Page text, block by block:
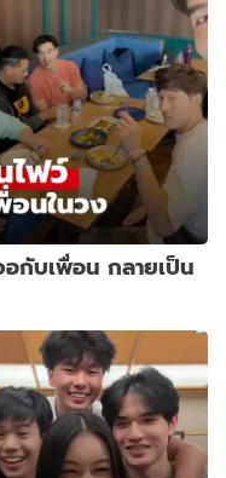
กับเพื่อน กลายเป็น